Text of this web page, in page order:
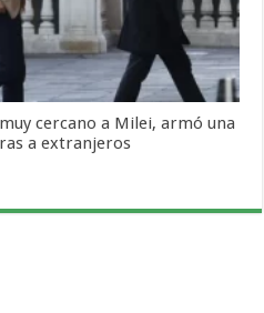
cercano a Milei, armó una
a extranjeros